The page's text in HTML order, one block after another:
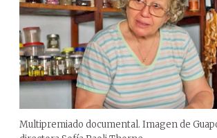
Multipremiado documental. Imagen de